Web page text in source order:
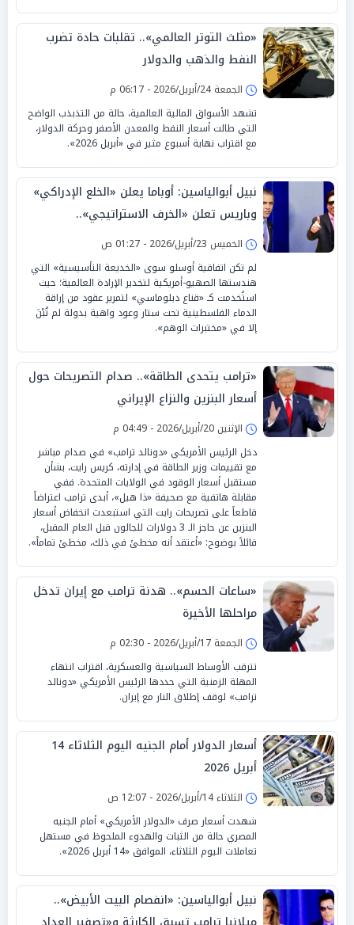
«مثلث التوتر العالمي».. تقلبات حادة تضرب
النفط والذهب والدولار
الجمعة 24/أبريل/2026 - 06:17 م
تشهد الأسواق المالية العالمية، حالة من التذبذب الواضح
التي طالت أسعار النفط والمعدن الأصفر وحركة الدولار،
مع اقتراب نهاية أسبوع مثير في «أبريل 2026».
نبيل أبوالياسين: أوباما يعلن «الخلع الإدراكي»
وباريس تعلن «الخرف الاستراتيجي»..
و«الكسوف السيادي» يضرب واشنطن
الخميس 23/أبريل/2026 - 01:27 ص
لم تكن اتفاقية أوسلو سوى «الخديعة التأسيسية» التي
هندستها الصهيو-أمريكية لتخدير الإرادة العالمية؛ حيث
استُخدمت كـ «قناع دبلوماسي» لتمرير عقود من إراقة
الدماء الفلسطينية تحت ستار وعود واهية بدولة لم تُبْنَ
إلا في «مختبرات الوهم».
«ترامب يتحدى الطاقة».. صدام التصريحات حول
أسعار البنزين والنزاع الإيراني
الإثنين 20/أبريل/2026 - 04:49 م
دخل الرئيس الأمريكي «دونالد ترامب» في صدام مباشر
مع تقييمات وزير الطاقة في إدارته، كريس رايت، بشأن
مستقبل أسعار الوقود في الولايات المتحدة. ففي
مقابلة هاتفية مع صحيفة «ذا هيل»، أبدى ترامب اعتراضاً
قاطعاً على تصريحات رايت التي استبعدت انخفاض أسعار
البنزين عن حاجز الـ 3 دولارات للجالون قبل العام المقبل،
قائلاً بوضوح: «أعتقد أنه مخطئ في ذلك، مخطئ تماماً».
«ساعات الحسم».. هدنة ترامب مع إيران تدخل
مراحلها الأخيرة
الجمعة 17/أبريل/2026 - 02:30 م
تترقب الأوساط السياسية والعسكرية، اقتراب انتهاء
المهلة الزمنية التي حددها الرئيس الأمريكي «دونالد
ترامب» لوقف إطلاق النار مع إيران.
أسعار الدولار أمام الجنيه اليوم الثلاثاء 14
أبريل 2026
الثلاثاء 14/أبريل/2026 - 12:07 ص
شهدت أسعار صرف «الدولار الأمريكي» أمام الجنيه
المصري حالة من الثبات والهدوء الملحوظ في مستهل
تعاملات اليوم الثلاثاء، الموافق «14 أبريل 2026».
نبيل أبوالياسين: «انفصام البيت الأبيض»..